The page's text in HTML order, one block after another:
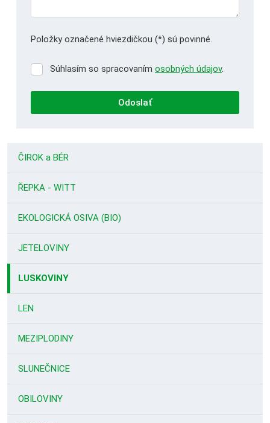
Položky označené hviezdičkou (*) sú povinné.
Súhlasím
spracovaním
Súhlasím so spracovaním osobných údajov.
Odoslať
nepodarilo
ČIROK a BÉR
ŘEPKA - WITT
EKOLOGICKÁ OSIVA (BIO)
JETELOVINY
LUSKOVINY
LEN
MEZIPLODINY
SLUNEČNICE
OBILOVINY